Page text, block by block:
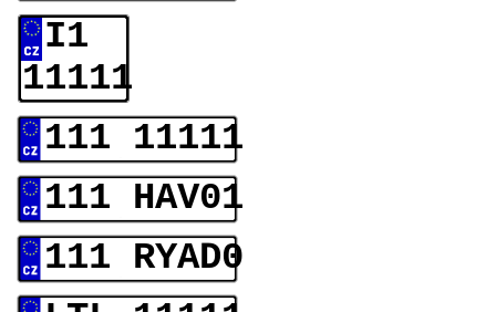
I1
11111
111 11111
111 HAV01
111 RYAD0